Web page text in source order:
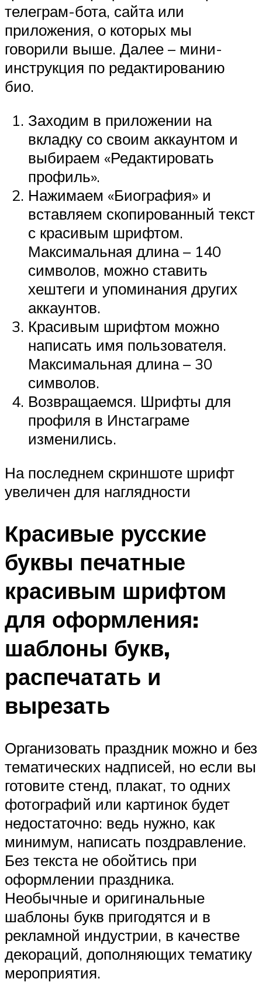
телеграм-бота, сайта или
приложения, о которых мы
говорили выше. Далее – мини-
инструкция по редактированию
био.
Заходим в приложении на
вкладку со своим аккаунтом и
выбираем «Редактировать
профиль».
Нажимаем «Биография» и
вставляем скопированный текст
с красивым шрифтом.
Максимальная длина – 140
символов, можно ставить
хештеги и упоминания других
аккаунтов.
Красивым шрифтом можно
написать имя пользователя.
Максимальная длина – 30
символов.
Возвращаемся. Шрифты для
профиля в Инстаграме
изменились.
На последнем скриншоте шрифт
увеличен для наглядности
Красивые русские
буквы печатные
красивым шрифтом
для оформления:
шаблоны букв,
распечатать и
вырезать
Организовать праздник можно и без
тематических надписей, но если вы
готовите стенд, плакат, то одних
фотографий или картинок будет
недостаточно: ведь нужно, как
минимум, написать поздравление.
Без текста не обойтись при
оформлении праздника.
Необычные и оригинальные
шаблоны букв пригодятся и в
рекламной индустрии, в качестве
декораций, дополняющих тематику
мероприятия.